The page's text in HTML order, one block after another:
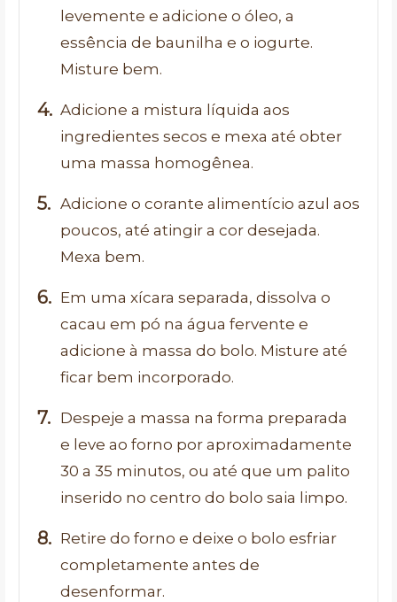
levemente e adicione o óleo, a
essência de baunilha e o iogurte.
Misture bem.
Adicione a mistura líquida aos
ingredientes secos e mexa até obter
uma massa homogênea.
Adicione o corante alimentício azul aos
poucos, até atingir a cor desejada.
Mexa bem.
Em uma xícara separada, dissolva o
cacau em pó na água fervente e
adicione à massa do bolo. Misture até
ficar bem incorporado.
Despeje a massa na forma preparada
e leve ao forno por aproximadamente
30 a 35 minutos, ou até que um palito
inserido no centro do bolo saia limpo.
Retire do forno e deixe o bolo esfriar
completamente antes de
desenformar.